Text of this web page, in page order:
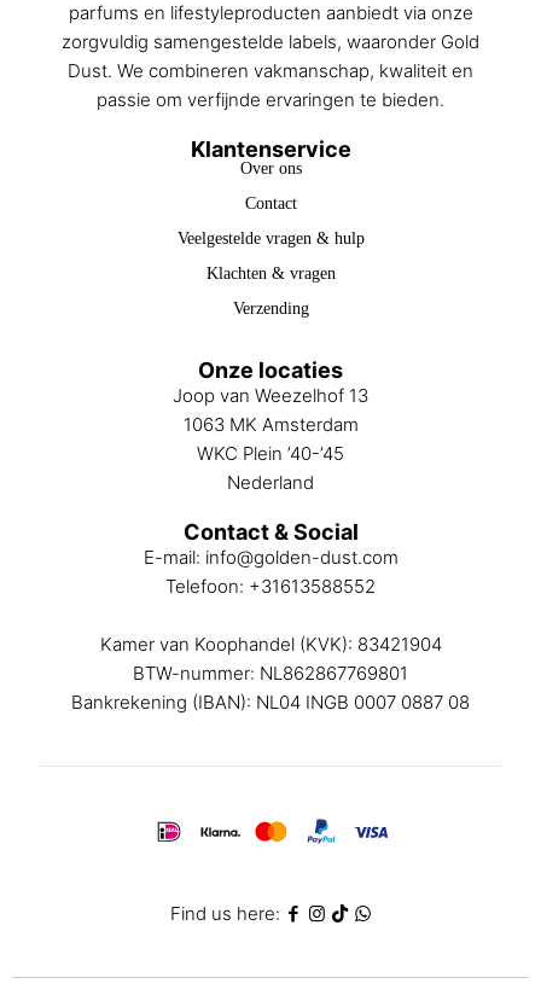
parfums en lifestyleproducten aanbiedt via onze
zorgvuldig samengestelde labels, waaronder Gold
Dust. We combineren vakmanschap, kwaliteit en
passie om verfijnde ervaringen te bieden.
Klantenservice
Over ons
Contact
Veelgestelde vragen & hulp
Klachten & vragen
Verzending
Onze locaties
Joop van Weezelhof 13
1063 MK Amsterdam
WKC Plein ’40-’45
Nederland
Contact & Social
E-mail: info@golden-dust.com
Telefoon: +31613588552
Kamer van Koophandel (KVK): 83421904
BTW-nummer: NL862867769801
Bankrekening (IBAN): NL04 INGB 0007 0887 08
Find us here: